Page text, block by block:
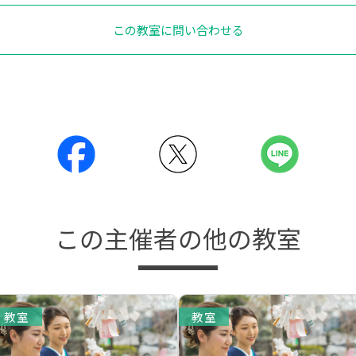
この教室に問い合わせる
この主催者の他の教室
教室 教室